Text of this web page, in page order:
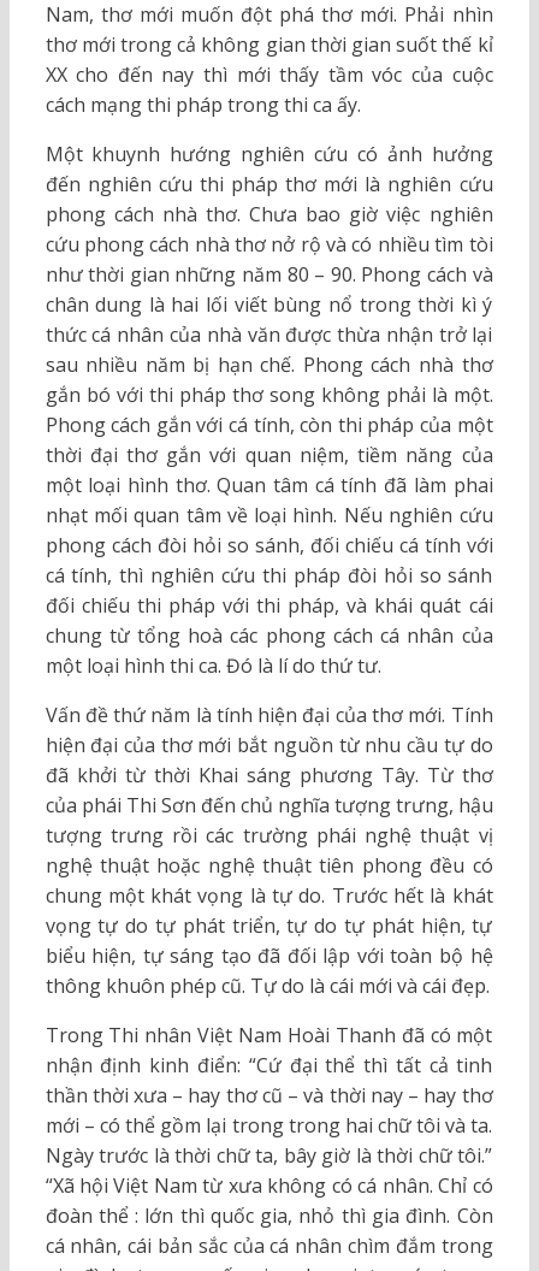
Nam, thơ mới muốn đột phá thơ mới. Phải nhìn
thơ mới trong cả không gian thời gian suốt thế kỉ
XX cho đến nay thì mới thấy tầm vóc của cuộc
cách mạng thi pháp trong thi ca ấy.
Một khuynh hướng nghiên cứu có ảnh hưởng
đến nghiên cứu thi pháp thơ mới là nghiên cứu
phong cách nhà thơ. Chưa bao giờ việc nghiên
cứu phong cách nhà thơ nở rộ và có nhiều tìm tòi
như thời gian những năm 80 – 90. Phong cách và
chân dung là hai lối viết bùng nổ trong thời kì ý
thức cá nhân của nhà văn được thừa nhận trở lại
sau nhiều năm bị hạn chế. Phong cách nhà thơ
gắn bó với thi pháp thơ song không phải là một.
Phong cách gắn với cá tính, còn thi pháp của một
thời đại thơ gắn với quan niệm, tiềm năng của
một loại hình thơ. Quan tâm cá tính đã làm phai
nhạt mối quan tâm về loại hình. Nếu nghiên cứu
phong cách đòi hỏi so sánh, đối chiếu cá tính với
cá tính, thì nghiên cứu thi pháp đòi hỏi so sánh
đối chiếu thi pháp với thi pháp, và khái quát cái
chung từ tổng hoà các phong cách cá nhân của
một loại hình thi ca. Đó là lí do thứ tư.
Vấn đề thứ năm là tính hiện đại của thơ mới. Tính
hiện đại của thơ mới bắt nguồn từ nhu cầu tự do
đã khởi từ thời Khai sáng phương Tây. Từ thơ
của phái Thi Sơn đến chủ nghĩa tượng trưng, hậu
tượng trưng rồi các trường phái nghệ thuật vị
nghệ thuật hoặc nghệ thuật tiên phong đều có
chung một khát vọng là tự do. Trước hết là khát
vọng tự do tự phát triển, tự do tự phát hiện, tự
biểu hiện, tự sáng tạo đã đối lập với toàn bộ hệ
thông khuôn phép cũ. Tự do là cái mới và cái đẹp.
Trong Thi nhân Việt Nam Hoài Thanh đã có một
nhận định kinh điển: “Cứ đại thể thì tất cả tinh
thần thời xưa – hay thơ cũ – và thời nay – hay thơ
mới – có thể gồm lại trong trong hai chữ tôi và ta.
Ngày trước là thời chữ ta, bây giờ là thời chữ tôi.”
“Xã hội Việt Nam từ xưa không có cá nhân. Chỉ có
đoàn thể : lớn thì quốc gia, nhỏ thì gia đình. Còn
cá nhân, cái bản sắc của cá nhân chìm đắm trong